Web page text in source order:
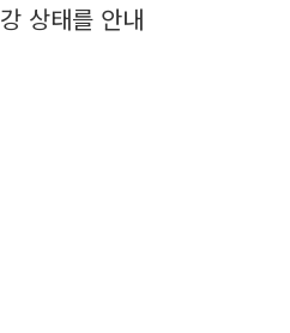
상태를 안내